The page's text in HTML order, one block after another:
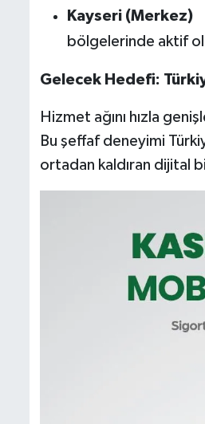
Kayseri (Merkez)
bölgelerinde aktif
Gelecek Hedefi:
Hizmet ağını hızla
Bu şeffaf deneyimi
ortadan kaldıran dijital